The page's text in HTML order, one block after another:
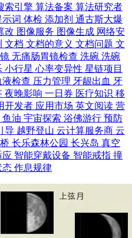
索引擎 算法备案 算法研究者
示词 体检 添加剂 通古斯大爆
改 图像服务 图像生成 网络安
文档 文档的意义 文档问题 文
无痛肠胃镜检查 洗碗 洗碗
小行星 心率变异性 星链项目
液检查 压力管理 牙龈出血 牙
夜晚影响 一日券 医疗知识 移
开发者 应用市场 英文阅读 营
鱼油 宇宙探索 浴佛游行 预防
导 越野登山 云计算服务商 云
长乐森林公园 长兴岛 真空
应 智能穿戴设备 智能戒指 撞
态 作息规律